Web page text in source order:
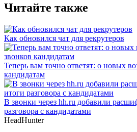
Читайте также
Как обновился чат для рекрутеров
Теперь вам точно ответят: о новых
кандидатам
В звонки через hh.ru добавили
разговора с кандидатами
HeadHunter